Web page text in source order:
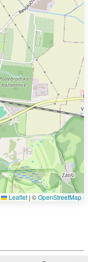
Leaflet | ©OpenStreetMap